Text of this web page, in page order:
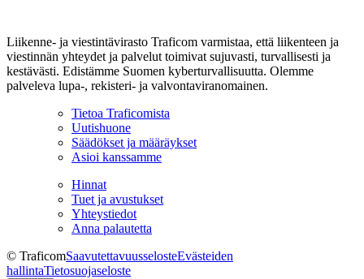
Liikenne- ja viestintävirasto Traficom varmistaa, että liikenteen ja
viestinnän yhteydet ja palvelut toimivat sujuvasti, turvallisesti ja
kestävästi. Edistämme Suomen kyberturvallisuutta. Olemme
palveleva lupa-, rekisteri- ja valvontaviranomainen.
Tietoa Traficomista
Uutishuone
Säädökset ja määräykset
Asioi kanssamme
Hinnat
Tuet ja avustukset
Yhteystiedot
Anna palautetta
© TraficomSaavutettavuusselosteEvästeiden
hallintaTietosuojaseloste